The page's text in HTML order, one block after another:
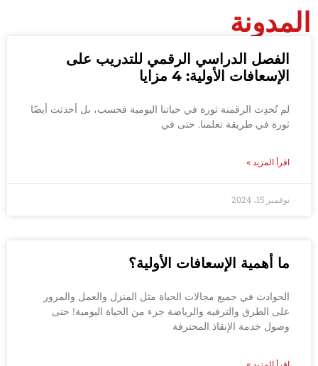
المدونة
الفصل الدراسي الرقمي للتدريب على
الإسعافات الأولية: 4 مزايا
لم تُحدِث الرقمنة ثورة في حياتنا اليومية فحسب، بل أحدثت أيضًا
ثورة في طريقة تعلمنا. حتى في
اقرأ المزيد »
نوفمبر 15، 2024
ما أهمية الإسعافات الأولية؟
الحوادث في جميع مجالات الحياة مثل المنزل والعمل والمرور
على الطرق والترفيه والرياضة جزء من الحياة اليومية! حتى
وصول خدمة الإنقاذ المحترفة